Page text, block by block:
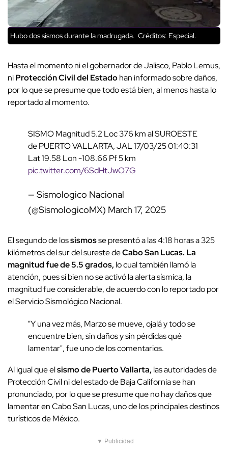
Hubo dos sismos durante la madrugada. Créditos: Especial.
Hasta el momento ni el gobernador de Jalisco, Pablo Lemus,
niProtección Civil del Estadohan informado sobre daños,
por lo que se presume que todo está bien, al menos hasta lo
reportado al momento.
SISMO Magnitud 5.2 Loc 376 km al SUROESTE
de PUERTO VALLARTA, JAL 17/03/25 01:40:31
Lat 19.58 Lon -108.66 Pf 5 km
pic.twitter.com/6SdHtJwO7G
— Sismologico Nacional
(@SismologicoMX) March 17, 2025
El segundo de lossismosse presentó a las 4:18 horas a 325
kilómetros del sur del sureste deCabo San Lucas. La
magnitud fue de 5.5 grados, lo cual también llamó la
atención, pues sí bien no se activó la alerta sísmica, la
magnitud fue considerable, de acuerdo con lo reportado por
el Servicio Sismológico Nacional.
"Y una vez más, Marzo se mueve, ojalá y todo se
encuentre bien, sin daños y sin pérdidas qué
lamentar", fue uno de los comentarios.
Al igual que elsismo de Puerto Vallarta, las autoridades de
Protección Civil ni del estado de Baja California se han
pronunciado, por lo que se presume que no hay daños que
lamentar en Cabo San Lucas, uno de los principales destinos
turísticos de México.
▼ Publicidad